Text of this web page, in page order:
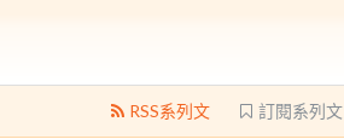
訂閱系列文
RSS系列文